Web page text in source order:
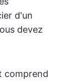
d'un
devez
comprend